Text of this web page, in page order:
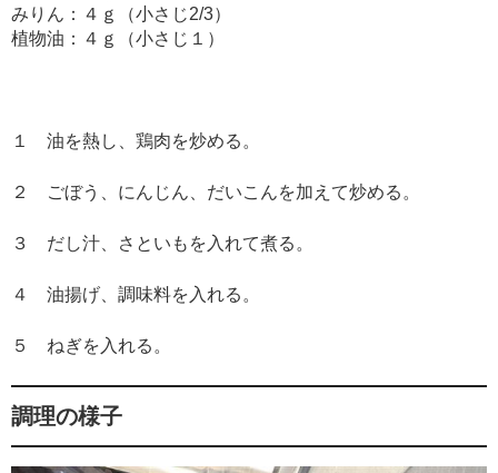
みりん：４ｇ（小さじ2/3）
植物油：４ｇ（小さじ１）
１ 油を熱し、鶏肉を炒める。
２ ごぼう、にんじん、だいこんを加えて炒める。
３ だし汁、さといもを入れて煮る。
４ 油揚げ、調味料を入れる。
５ ねぎを入れる。
調理の様子